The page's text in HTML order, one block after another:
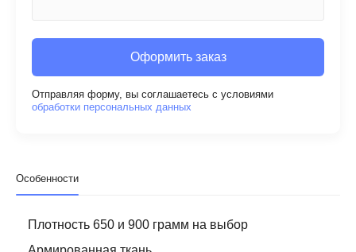
Оформить заказ
Отправляя форму, вы соглашаетесь с условиями
обработки персональных данных
Особенности
Плотность 650 и 900 грамм на выбор